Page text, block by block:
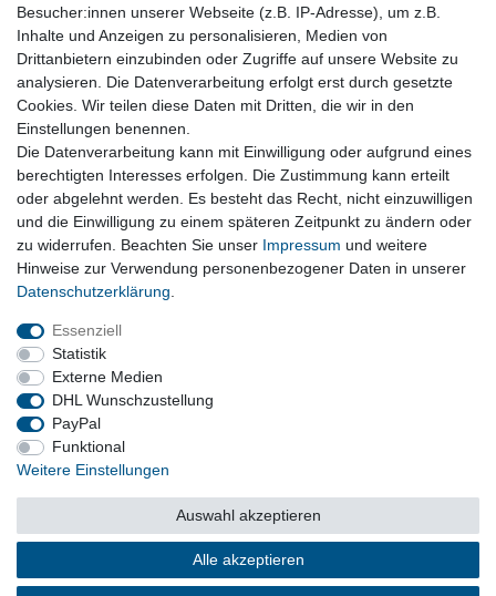
Filter
Abgasanlage und Zubehr, Endschalldmpfer, Auspuffklappen,
Vertrag widerrufen
Impressum
Barrierefreiheitserklärung
Vertrag widerrufen
© Copyright 2026 | Alle Rechte vorbehalten.
Besucher:innen unserer Webseite (z.B. IP-Adresse), um z.B.
Inhalte und Anzeigen zu personalisieren, Medien von
Drittanbietern einzubinden oder Zugriffe auf unsere Website zu
analysieren. Die Datenverarbeitung erfolgt erst durch gesetzte
Cookies. Wir teilen diese Daten mit Dritten, die wir in den
Einstellungen benennen.
Die Datenverarbeitung kann mit Einwilligung oder aufgrund eines
berechtigten Interesses erfolgen. Die Zustimmung kann erteilt
oder abgelehnt werden. Es besteht das Recht, nicht einzuwilligen
und die Einwilligung zu einem späteren Zeitpunkt zu ändern oder
zu widerrufen. Beachten Sie unser Impressum und weitere
Hinweise zur Verwendung personenbezogener Daten in unserer
Daten­schutz­erklärung
Essenziell
Statistik
Externe Medien
DHL Wunschzustellung
PayPal
Funktional
Weitere Einstellungen
Alle akzeptieren
Auswahl akzeptieren